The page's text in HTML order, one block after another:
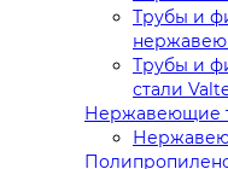
Трубы и
Трубы и
стали
Нержавеющие